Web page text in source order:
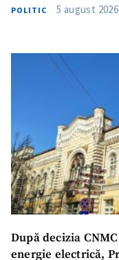
POLITIC 5 august
După decizia
energie electrică,